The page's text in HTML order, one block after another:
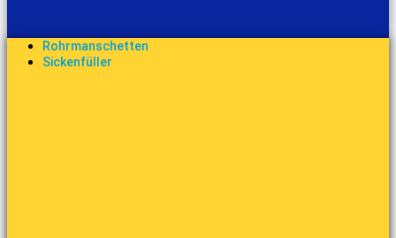
Rohrmanschetten
Sickenfüller